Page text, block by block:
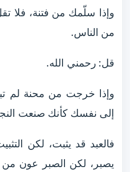
وإذا سلّمك من فتنة، فلا
من الناس.
قل: رحمني الله.
وإذا خرجت من محنة لم
إلى نفسك كأنك صنعت
فالعبد قد يثبت، لكن
يصبر، لكن الصبر عون من